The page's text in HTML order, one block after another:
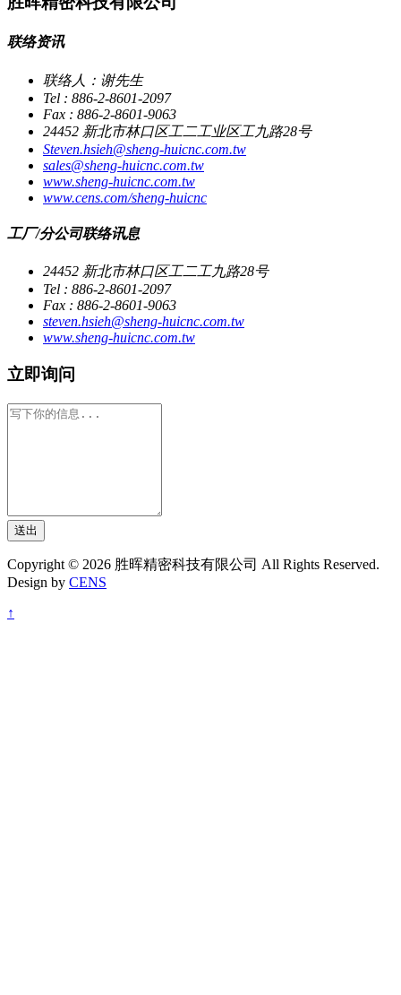
联络资讯
联络人：谢先生
Tel : 886-2-8601-2097
Fax : 886-2-8601-9063
24452 新北市林口区工二工业区工九路28号
Steven.hsieh@sheng-huicnc.com.tw
sales@sheng-huicnc.com.tw
www.sheng-huicnc.com.tw
www.cens.com/sheng-huicnc
工厂/分公司联络讯息
24452 新北市林口区工二工九路28号
Tel : 886-2-8601-2097
Fax : 886-2-8601-9063
steven.hsieh@sheng-huicnc.com.tw
www.sheng-huicnc.com.tw
立即询问
送出
Copyright © 2026 胜晖精密科技有限公司 All Rights Reserved.
Design by CENS
↑